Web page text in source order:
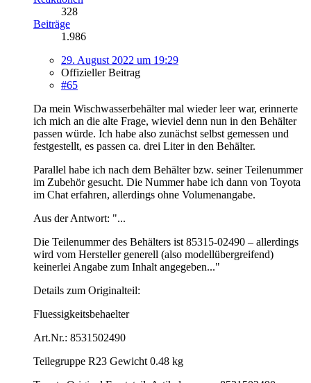
328
Beiträge
1.986
29. August 2022 um 19:29
Offizieller Beitrag
#65
Da mein Wischwasserbehälter mal wieder leer war, erinnerte
ich mich an die alte Frage, wieviel denn nun in den Behälter
passen würde. Ich habe also zunächst selbst gemessen und
festgestellt, es passen ca. drei Liter in den Behälter.
Parallel habe ich nach dem Behälter bzw. seiner Teilenummer
im Zubehör gesucht. Die Nummer habe ich dann von Toyota
im Chat erfahren, allerdings ohne Volumenangabe.
Aus der Antwort: "...
Die Teilenummer des Behälters ist 85315-02490 – allerdings
wird vom Hersteller generell (also modellübergreifend)
keinerlei Angabe zum Inhalt angegeben..."
Details zum Originalteil:
Fluessigkeitsbehaelter
Art.Nr.: 8531502490
Teilegruppe R23 Gewicht 0.48 kg